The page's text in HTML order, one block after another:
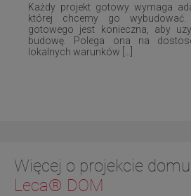
Każdy projekt gotowy wymaga
której chcemy go wybudować.
gotowego jest konieczna, aby
budowę. Polega ona na
lokalnych warunków [...]
Więcej o projekcie domu
Leca® DOM